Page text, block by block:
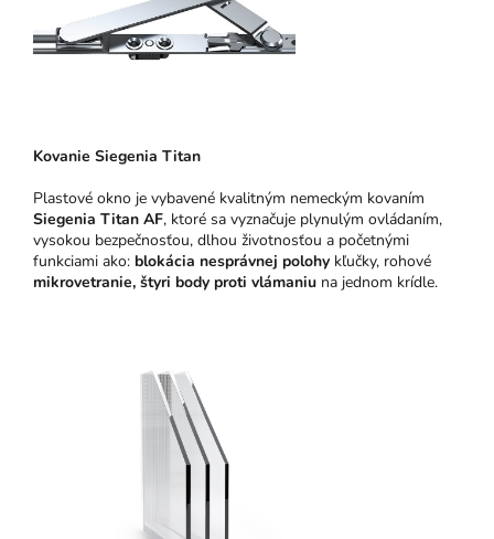
Kovanie Siegenia Titan
Plastové okno je vybavené kvalitným nemeckým kovaním
Siegenia Titan AF, ktoré sa vyznačuje plynulým ovládaním,
vysokou bezpečnosťou, dlhou životnosťou a početnými
funkciami ako: blokácia nesprávnej polohy kľučky, rohové
mikrovetranie, štyri body proti vlámaniu na jednom krídle.